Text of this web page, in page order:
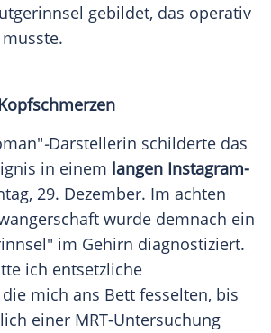
gebildet, das operativ
-Darstellerin schilderte das
in einem langen Instagram-
, 29. Dezember. Im achten
wurde demnach ein
im Gehirn diagnostiziert.
ich entsetzliche
mich ans Bett fesselten, bis
einer MRT-Untersuchung